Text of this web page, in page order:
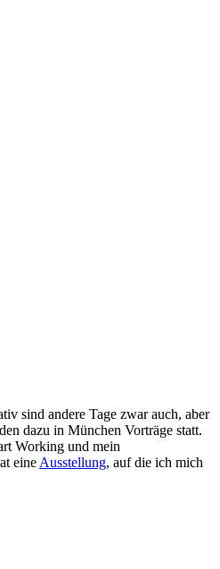
sind andere Tage zwar auch, aber
dazu in München Vorträge statt.
Working und mein
eine Ausstellung, auf die ich mich